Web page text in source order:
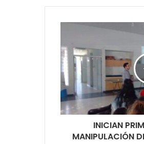
INICIAN
MANIPULACIÓN